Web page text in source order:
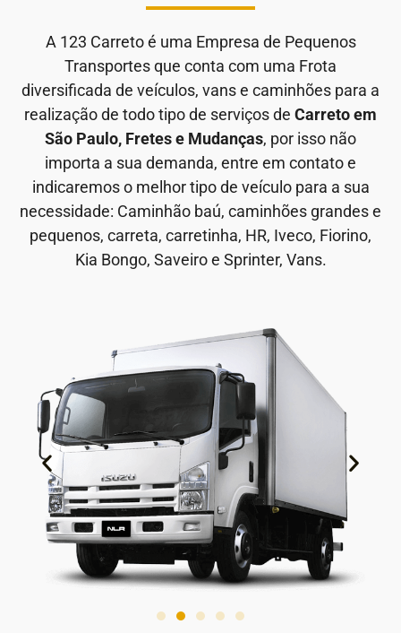
A 123 Carreto é uma Empresa de Pequenos
Transportes que conta com uma Frota
diversificada de veículos, vans e caminhões para a
realização de todo tipo de serviços de Carreto em
São Paulo, Fretes e Mudanças, por isso não
importa a sua demanda, entre em contato e
indicaremos o melhor tipo de veículo para a sua
necessidade: Caminhão baú, caminhões grandes e
pequenos, carreta, carretinha, HR, Iveco, Fiorino,
Kia Bongo, Saveiro e Sprinter, Vans.